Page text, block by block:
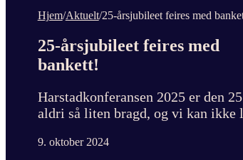
Hjem/Aktuelt/25-årsjubileet feires med
25-årsjubileet feires med
bankett!
Harstadkonferansen 2025 er den
aldri så liten bragd, og vi kan ikke
9. oktober 2024